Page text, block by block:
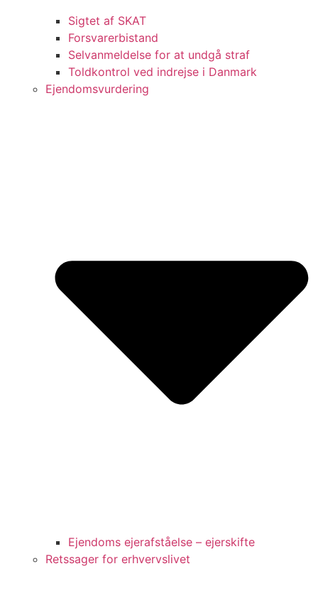
Sigtet af SKAT
Forsvarerbistand
Selvanmeldelse for at undgå straf
Toldkontrol ved indrejse i Danmark
Ejendomsvurdering
Ejendoms ejerafståelse – ejerskifte
Retssager for erhvervslivet